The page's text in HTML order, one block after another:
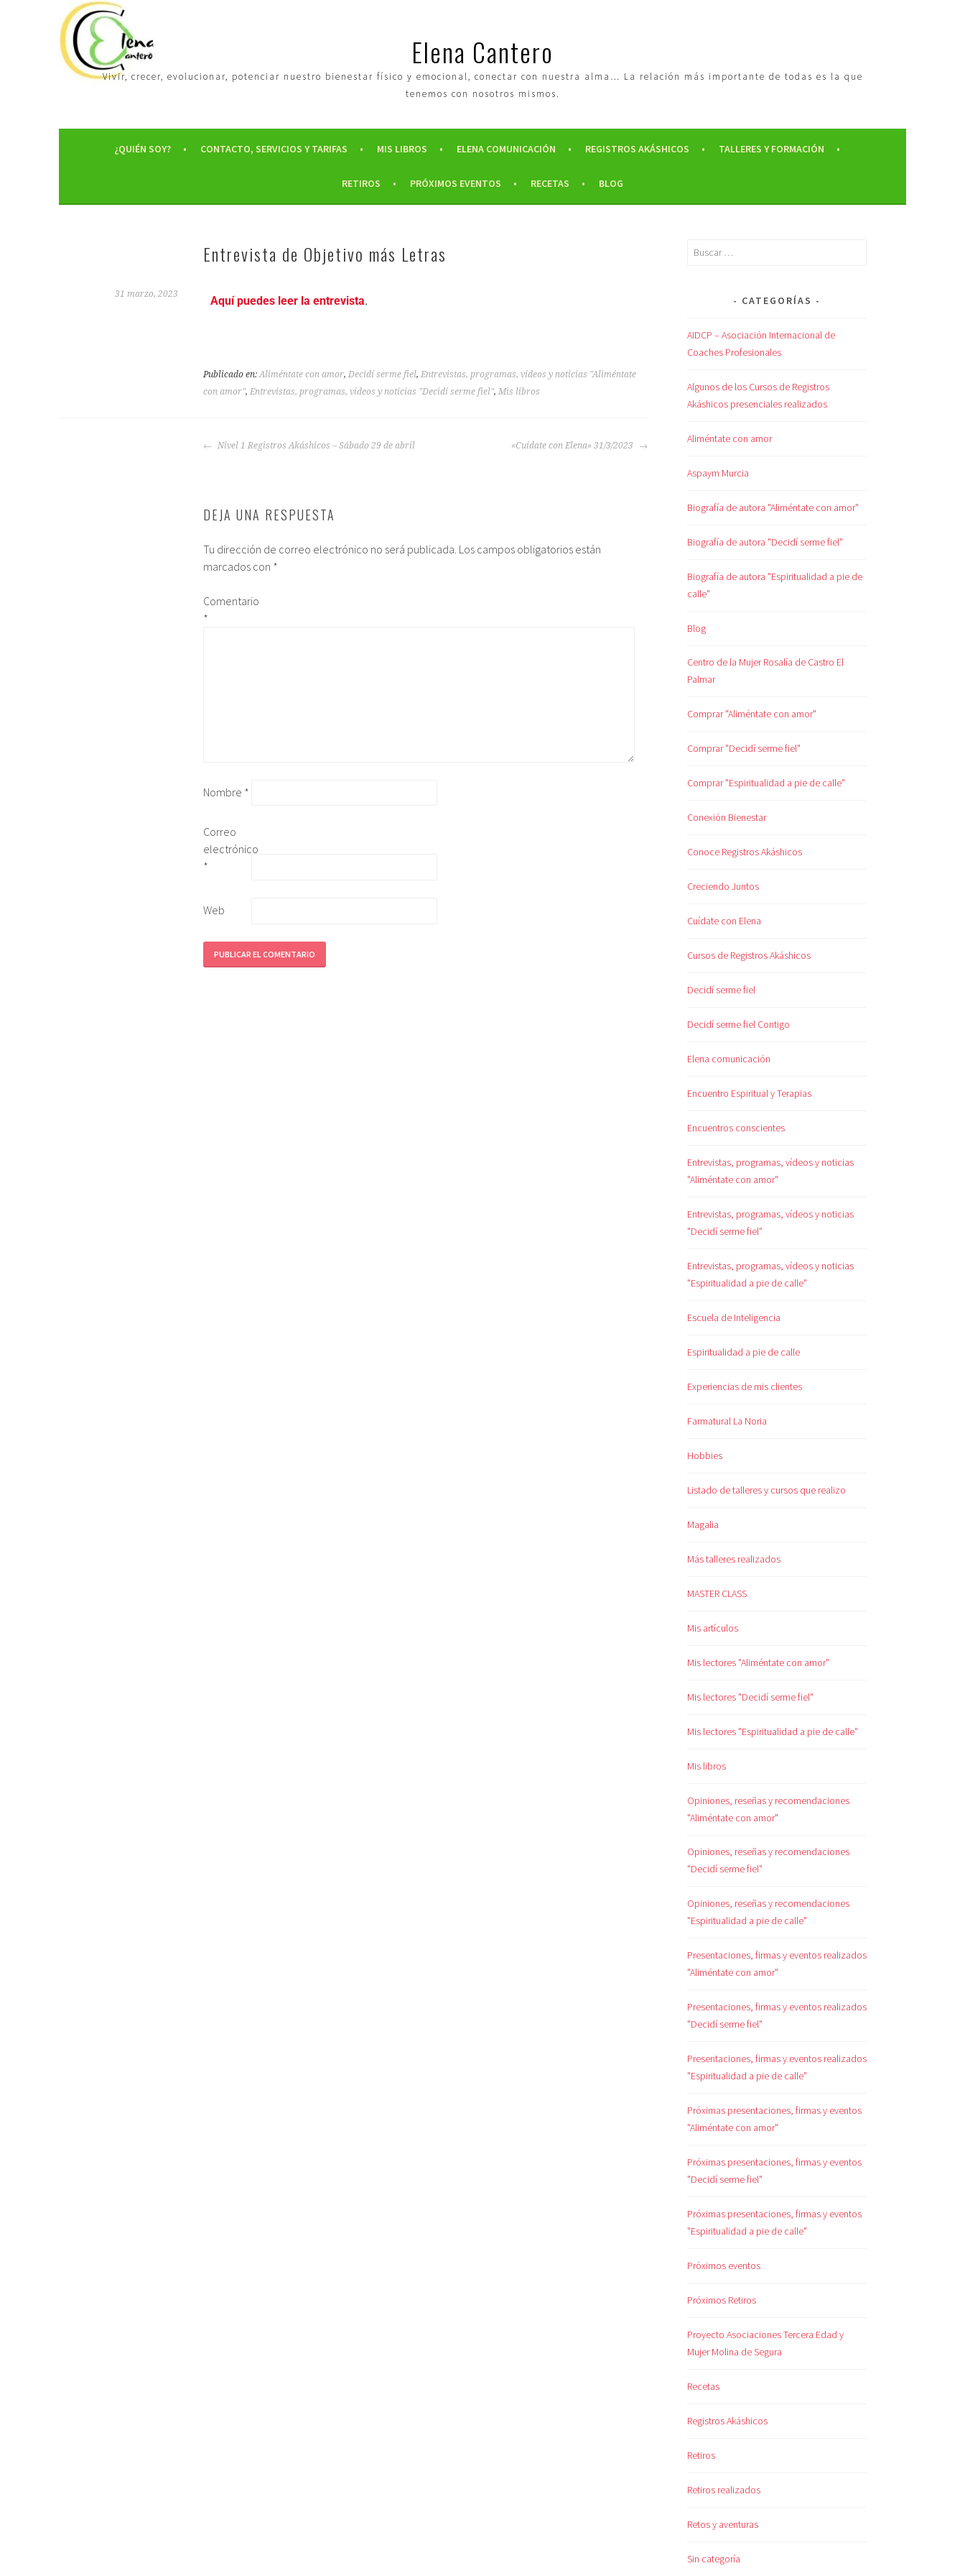
Elena Cantero
Vivir, crecer, evolucionar, potenciar nuestro bienestar físico y emocional, conectar con nuestra alma… La relación más importante de todas es la que
tenemos con nosotros mismos.
¿QUIÉN SOY? CONTACTO, SERVICIOS Y TARIFAS MIS LIBROS ELENA COMUNICACIÓN REGISTROS AKÁSHICOS TALLERES Y FORMACIÓN
RETIROS PRÓXIMOS EVENTOS RECETAS BLOG
Entrevista de Objetivo más Letras
31 marzo, 2023 Aquí puedes leer la entrevista.
Publicado en:Aliméntate con amor, Decidí serme fiel, Entrevistas, programas, vídeos y noticias "Aliméntate
con amor", Entrevistas, programas, vídeos y noticias "Decidí serme fiel", Mis libros
Nivel 1 Registros Akáshicos – Sábado 29 de abril «Cuídate con Elena» 31/3/2023
DEJA UNA RESPUESTA
Tu dirección de correo electrónico no será publicada. Los campos obligatorios están
marcados con *
Comentario
*
Nombre *
Correo
electrónico
*
Web
CATEGORÍAS
AIDCP – Asociación Internacional de
Coaches Profesionales
Algunos de los Cursos de Registros
Akáshicos presenciales realizados
Aliméntate con amor
Aspaym Murcia
Biografía de autora "Aliméntate con amor"
Biografía de autora "Decidí serme fiel"
Biografía de autora "Espiritualidad a pie de
calle"
Blog
Centro de la Mujer Rosalía de Castro El
Palmar
Comprar "Aliméntate con amor"
Comprar "Decidí serme fiel"
Comprar "Espiritualidad a pie de calle"
Conexión Bienestar
Conoce Registros Akáshicos
Creciendo Juntos
Cuídate con Elena
Cursos de Registros Akáshicos
Decidí serme fiel
Decidí serme fiel Contigo
Elena comunicación
Encuentro Espiritual y Terapias
Encuentros conscientes
Entrevistas, programas, vídeos y noticias
"Aliméntate con amor"
Entrevistas, programas, vídeos y noticias
"Decidí serme fiel"
Entrevistas, programas, vídeos y noticias
"Espiritualidad a pie de calle"
Escuela de Inteligencia
Espiritualidad a pie de calle
Experiencias de mis clientes
Farmatural La Noria
Hobbies
Listado de talleres y cursos que realizo
Magalia
Más talleres realizados
MASTER CLASS
Mis artículos
Mis lectores "Aliméntate con amor"
Mis lectores "Decidí serme fiel"
Mis lectores "Espiritualidad a pie de calle"
Mis libros
Opiniones, reseñas y recomendaciones
"Aliméntate con amor"
Opiniones, reseñas y recomendaciones
"Decidí serme fiel"
Opiniones, reseñas y recomendaciones
"Espiritualidad a pie de calle"
Presentaciones, firmas y eventos realizados
"Aliméntate con amor"
Presentaciones, firmas y eventos realizados
"Decidí serme fiel"
Presentaciones, firmas y eventos realizados
"Espiritualidad a pie de calle"
Próximas presentaciones, firmas y eventos
"Aliméntate con amor"
Próximas presentaciones, firmas y eventos
"Decidí serme fiel"
Próximas presentaciones, firmas y eventos
"Espiritualidad a pie de calle"
Próximos eventos
Próximos Retiros
Proyecto Asociaciones Tercera Edad y
Mujer Molina de Segura
Recetas
Registros Akáshicos
Retiros
Retiros realizados
Retos y aventuras
Sin categoría